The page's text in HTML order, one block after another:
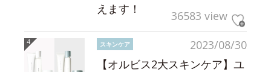
えます！
36583 view
2023/08/30
スキンケア
【オルビス2大スキンケア】ユ